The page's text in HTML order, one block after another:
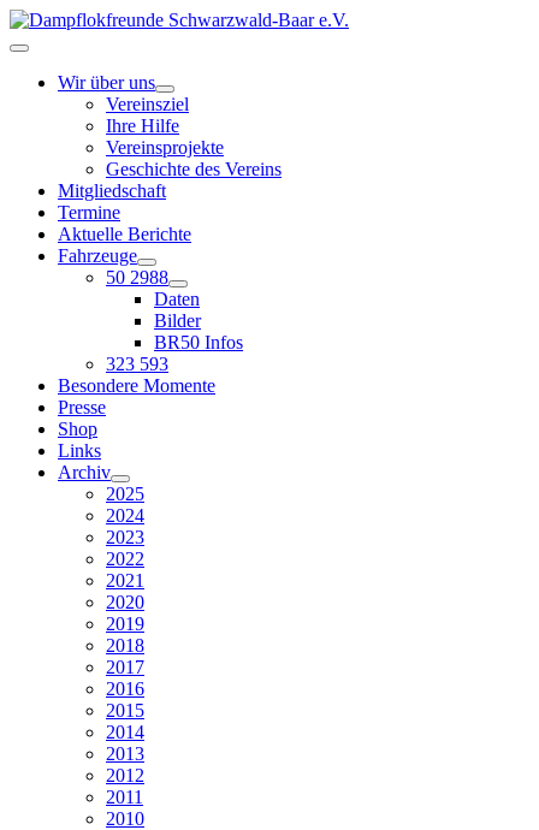
Wir über uns
Vereinsziel
Ihre Hilfe
Vereinsprojekte
Geschichte des Vereins
Mitgliedschaft
Termine
Aktuelle Berichte
Fahrzeuge
50 2988
Daten
Bilder
BR50 Infos
323 593
Besondere Momente
Presse
Shop
Links
Archiv
2025
2024
2023
2022
2021
2020
2019
2018
2017
2016
2015
2014
2013
2012
2011
2010